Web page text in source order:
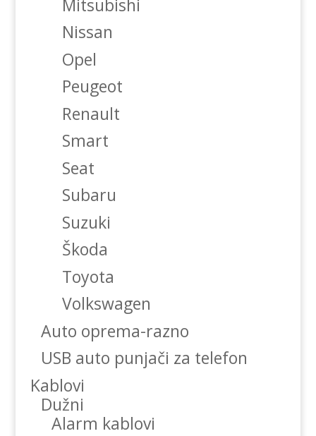
Mitsubishi
Nissan
Opel
Peugeot
Renault
Smart
Seat
Subaru
Suzuki
Škoda
Toyota
Volkswagen
Auto oprema-razno
USB auto punjači za telefon
Kablovi
Dužni
Alarm kablovi